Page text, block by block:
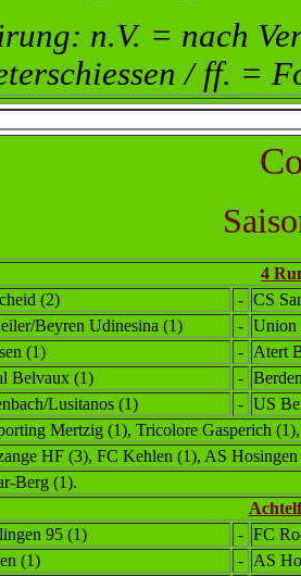
n.V. = nach
/ ff. =
4
(2) - CS
Beyren Udinesina (1)
- Union
(1)
-
Atert
Belvaux (1)
-
Lusitanos (1)
- US
Mertzig (1), Tricolore Gasperich
HF (3), FC Kehlen (1), AS
Berg (1).
95 (1)
- FC
(1)
-
AS